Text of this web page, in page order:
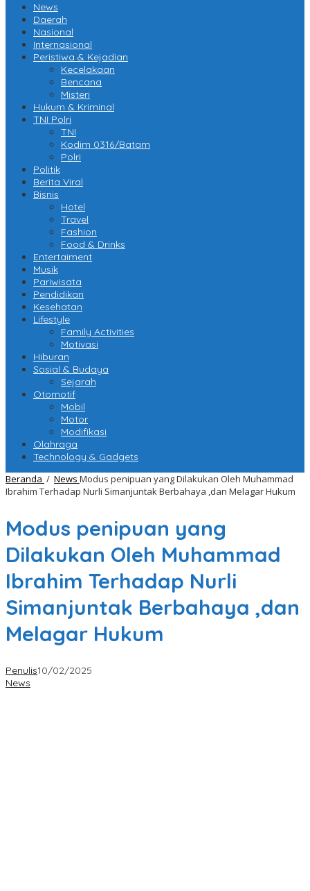
News
Daerah
Nasional
Internasional
Peristiwa & Kejadian
Kecelakaan
Bencana
Misteri
Hukum & Kriminal
TNI Polri
TNI
Kodim 0316/Batam
Polri
Politik
Berita Viral
Bisnis
Hotel
Travel
Fashion
Food & Drinks
Entertaiment
Musik
Pariwisata
Pendidikan
Kesehatan
Lifestyle
Family Activities
Motivasi
Hiburan
Sosial & Budaya
Sejarah
Otomotif
Mobil
Motor
Modifikasi
Olahraga
Technology & Gadgets
Beranda / News Modus penipuan yang Dilakukan Oleh Muhammad
Ibrahim Terhadap Nurli Simanjuntak Berbahaya ,dan Melagar Hukum
Modus penipuan yang
Dilakukan Oleh Muhammad
Ibrahim Terhadap Nurli
Simanjuntak Berbahaya ,dan
Melagar Hukum
Penulis10/02/2025
News